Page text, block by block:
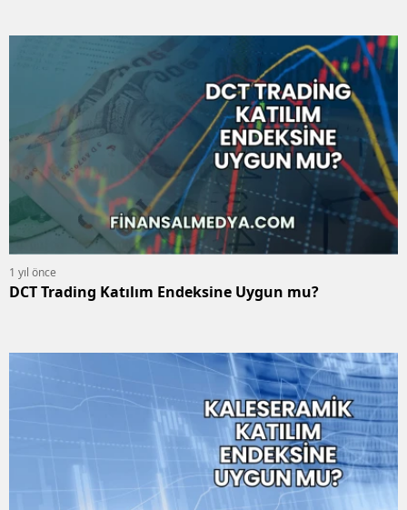
1 yıl önce
DCT Trading Katılım Endeksine Uygun mu?